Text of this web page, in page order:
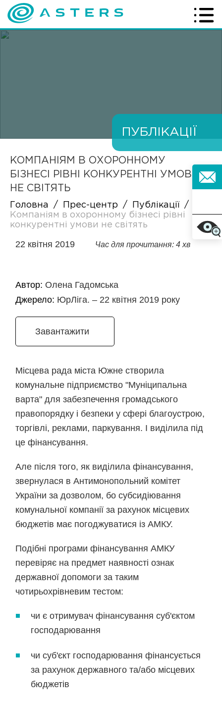
ПУБЛІКАЦІЇ
КОМПАНІЯМ В ОХОРОННОМУ
БІЗНЕСІ РІВНІ КОНКУРЕНТНІ УМОВИ
НЕ СВІТЯТЬ
Головна / Прес-центр / Публікації
/
Компаніям в охоронному бізнесі рівні
конкурентні умови не світять
22 квітня 2019 Час для прочитання: 4 хв
Автор: Олена Гадомська
Джерело: ЮрЛіга. – 22 квітня 2019 року
Завантажити
Місцева рада міста Южне створила
комунальне підприємство "Муніципальна
варта" для забезпечення громадського
правопорядку і безпеки у сфері благоустрою,
торгівлі, реклами, паркування. І виділила під
це фінансування.
Але після того, як виділила фінансування,
звернулася в Антимонопольний комітет
України за дозволом, бо субсидіювання
комунальної компанії за рахунок місцевих
бюджетів має погоджуватися із АМКУ.
Подібні програми фінансування АМКУ
перевіряє на предмет наявності ознак
державної допомоги за таким
чотирьохрівневим тестом:
чи є отримувач фінансування суб'єктом
господарювання
чи суб'єкт господарювання фінансується
за рахунок державного та/або місцевих
бюджетів